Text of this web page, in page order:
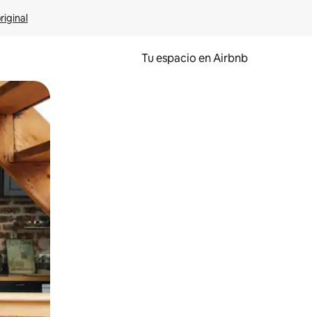
Tu espacio en Airbnb
tocando y deslizando la pantalla.